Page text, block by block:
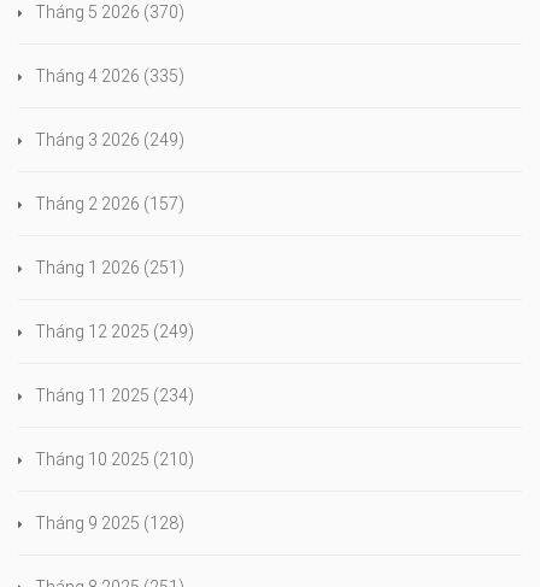
Tháng 5 2026 (370)
Tháng 4 2026 (335)
Tháng 3 2026 (249)
Tháng 2 2026 (157)
Tháng 1 2026 (251)
Tháng 12 2025 (249)
Tháng 11 2025 (234)
Tháng 10 2025 (210)
Tháng 9 2025 (128)